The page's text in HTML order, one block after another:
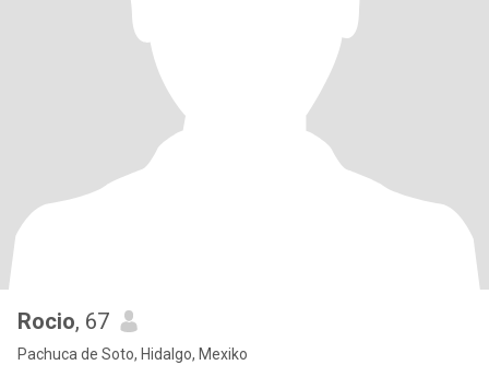
Rocio, 67
Pachuca de Soto, Hidalgo, Mexiko